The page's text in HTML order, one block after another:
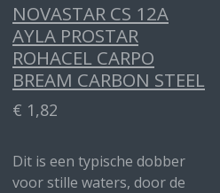
NOVASTAR CS 12A
AYLA PROSTAR
ROHACEL CARPO
BREAM CARBON STEEL
€ 1,82
Dit is een typische dobber
voor stille waters, door de